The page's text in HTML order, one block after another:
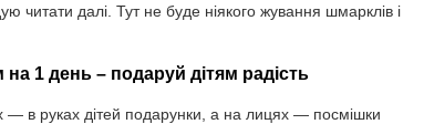
читати далі. Тут не буде ніякого жування шмарклів і
1 день – подаруй дітям радість
— в руках дітей подарунки, а на лицях — посмішки